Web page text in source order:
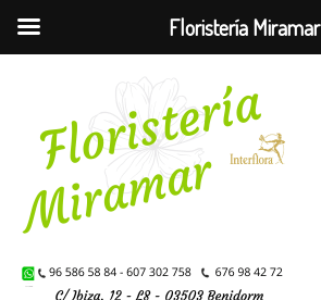
contenido
Floristería Miramar